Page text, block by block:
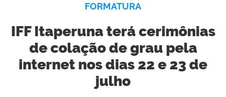
FORMATURA
IFF Itaperuna terá cerimônias
de colação de grau pela
internet nos dias 22 e 23 de
julho